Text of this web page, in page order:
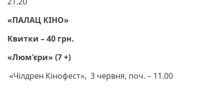
«ПАЛАЦ КІНО»
Квитки – 40 грн.
«Люм'єри» (7 +)
«Чілдрен Кінофест», 3 червня, поч. – 11.00